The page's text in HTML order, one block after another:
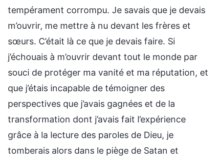
tempérament corrompu. Je savais que je devais
m’ouvrir, me mettre à nu devant les frères et
sœurs. C’était là ce que je devais faire. Si
j’échouais à m’ouvrir devant tout le monde par
souci de protéger ma vanité et ma réputation, et
que j’étais incapable de témoigner des
perspectives que j’avais gagnées et de la
transformation dont j’avais fait l’expérience
grâce à la lecture des paroles de Dieu, je
tomberais alors dans le piège de Satan et